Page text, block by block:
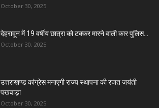
October 30, 2025
देहरादून में 19 वर्षीय छात्रा को टक्कर मारने वाली कार पुलिस...
October 30, 2025
उत्तराखण्ड कांग्रेस मनाएगी राज्य स्थापना की रजत जयंती
पखवाड़ा
October 30, 2025